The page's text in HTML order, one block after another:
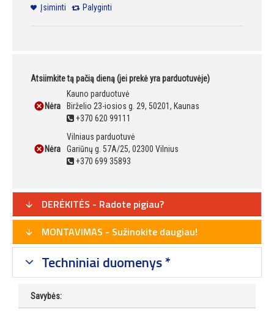
Įsiminti Palyginti
Atsiimkite tą pačią dieną (jei prekė yra parduotuvėje)
Nėra
Kauno parduotuvė
Birželio 23-iosios g. 29, 50201, Kaunas
+370 620 99111
Nėra
Vilniaus parduotuvė
Gariūnų g. 57A/25, 02300 Vilnius
+370 699 35893
DERĖKITĖS - Radote pigiau?
MONTAVIMAS - Sužinokite daugiau!
Techniniai duomenys *
Savybės: